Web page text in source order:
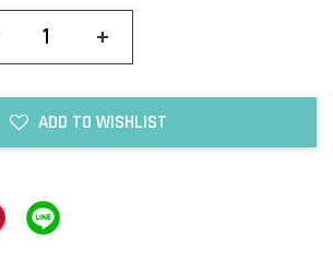
+
ADD TO WISHLIST